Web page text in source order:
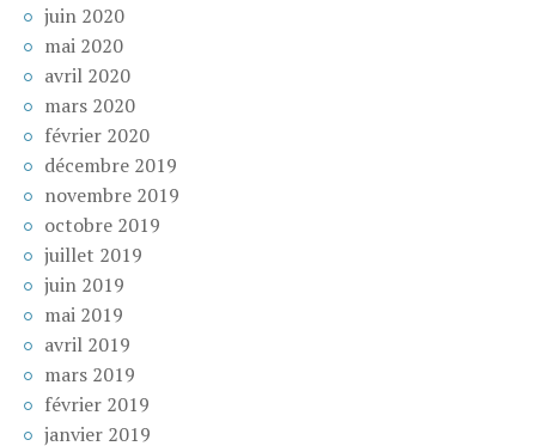
juin 2020
mai 2020
avril 2020
mars 2020
février 2020
décembre 2019
novembre 2019
octobre 2019
juillet 2019
juin 2019
mai 2019
avril 2019
mars 2019
février 2019
janvier 2019